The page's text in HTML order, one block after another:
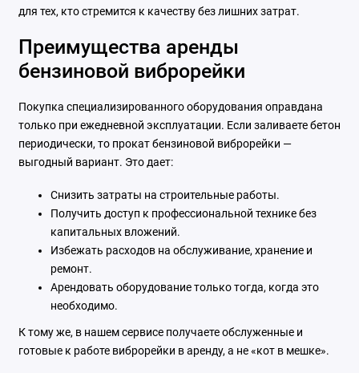
для тех, кто стремится к качеству без лишних затрат.
Преимущества аренды
бензиновой виброрейки
Покупка специализированного оборудования оправдана
только при ежедневной эксплуатации. Если заливаете бетон
периодически, то прокат бензиновой виброрейки —
выгодный вариант. Это дает:
Снизить затраты на строительные работы.
Получить доступ к профессиональной технике без
капитальных вложений.
Избежать расходов на обслуживание, хранение и
ремонт.
Арендовать оборудование только тогда, когда это
необходимо.
К тому же, в нашем сервисе получаете обслуженные и
готовые к работе виброрейки в аренду, а не «кот в мешке».